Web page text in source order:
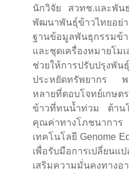
นักวิจัย สวทช.และพัน
พัฒนาพันธุ์ข้าวไทยอย่า
ฐานข้อมูลพันธุกรรมข้
และชุดเครื่องหมายโ
ช่วยให้การปรับปรุงพัน
ประหยัดทรัพยากร พ
หลายที่ตอบโจทย์เกษต
ข้าวที่ทนน้ำท่วม ต้าน
คุณค่าทางโภชนากา
เทคโนโลยี Genome
เพื่อรับมือการเปลี่ยนแ
เสริมความมั่นคงทางอ